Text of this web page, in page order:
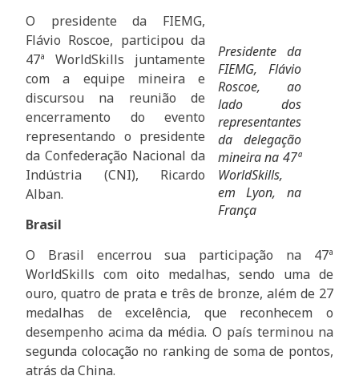
Presidente da
FIEMG, Flávio
Roscoe, ao
lado dos
representantes
da delegação
mineira na 47ª
WorldSkills,
em Lyon, na
França
O presidente da FIEMG,
Flávio Roscoe, participou da
47ª WorldSkills juntamente
com a equipe mineira e
discursou na reunião de
encerramento do evento
representando o presidente
da Confederação Nacional da
Indústria (CNI), Ricardo
Alban.
Brasil
O Brasil encerrou sua participação na 47ª
WorldSkills com oito medalhas, sendo uma de
ouro, quatro de prata e três de bronze, além de 27
medalhas de excelência, que reconhecem o
desempenho acima da média. O país terminou na
segunda colocação no ranking de soma de pontos,
atrás da China.